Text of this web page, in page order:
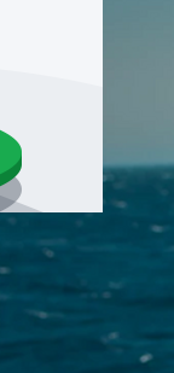
o